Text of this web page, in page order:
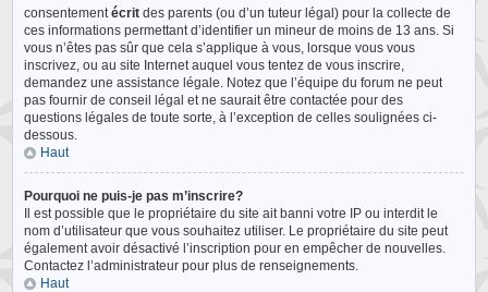
consentementécrit des parents (ou d’un tuteur légal) pour la collecte de
ces informations permettant d’identifier un mineur de moins de 13 ans. Si
vous n’êtes pas sûr que cela s’applique à vous, lorsque vous vous
inscrivez, ou au site Internet auquel vous tentez de vous inscrire,
demandez une assistance légale. Notez que l’équipe du forum ne peut
pas fournir de conseil légal et ne saurait être contactée pour des
questions légales de toute sorte, à l’exception de celles soulignées ci-
dessous.
Haut
Pourquoi ne puis-je pas m’inscrire?
Il est possible que le propriétaire du site ait banni votre IP ou interdit le
nom d’utilisateur que vous souhaitez utiliser. Le propriétaire du site peut
également avoir désactivé l’inscription pour en empêcher de nouvelles.
Contactez l’administrateur pour plus de renseignements.
Haut